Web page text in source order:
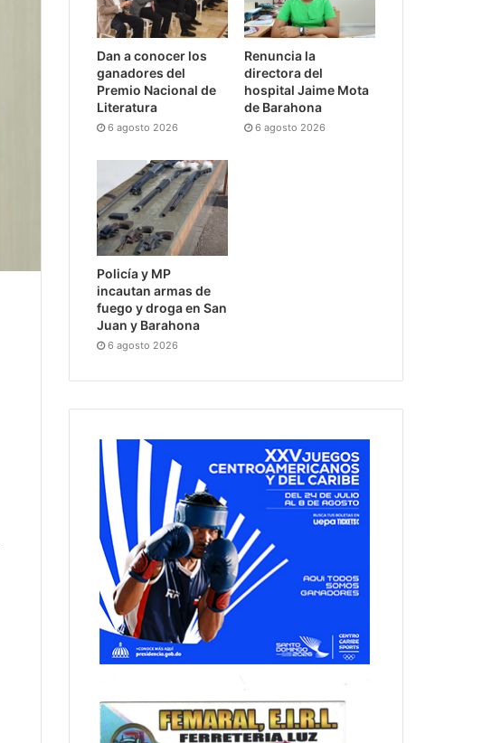
Dan a conocer los
ganadores del
Premio Nacional de
Literatura
6 agosto 2026
Renuncia la
directora del
hospital Jaime Mota
de Barahona
6 agosto 2026
Policía y MP
incautan armas de
fuego y droga en San
Juan y Barahona
6 agosto 2026